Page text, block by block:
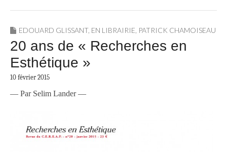
EDOUARD GLISSANT, EN LIBRAIRIE PATRICK CHAMOISEAU
20 ans de « Recherches en
Esthétique »
10 février 2015
— Par Selim Lander —